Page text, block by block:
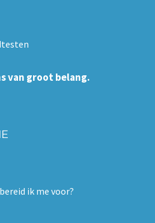
van groot belang.
ik me voor?